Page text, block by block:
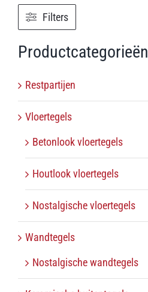
Filters
Productcategorieën
Restpartijen
Vloertegels
Betonlook vloertegels
Houtlook vloertegels
Nostalgische vloertegels
Wandtegels
Nostalgische wandtegels